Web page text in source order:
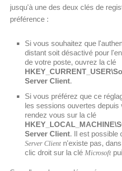
jusqu'à une des deux clés de
préférence :
Si vous souhaitez que
distant soit désactivé pour
de votre poste, ouvrez la clé
Server Client.
Si vous préférez que ce
les sessions ouvertes depuis
rendez vous sur la clé
Server Client. Il est possible
Server Client n'existe pas,
clic droit sur la clé Microsoft